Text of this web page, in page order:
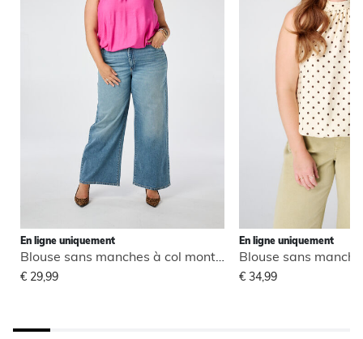
En ligne uniquement
€ 29,99
En ligne uniquement
€ 34,99